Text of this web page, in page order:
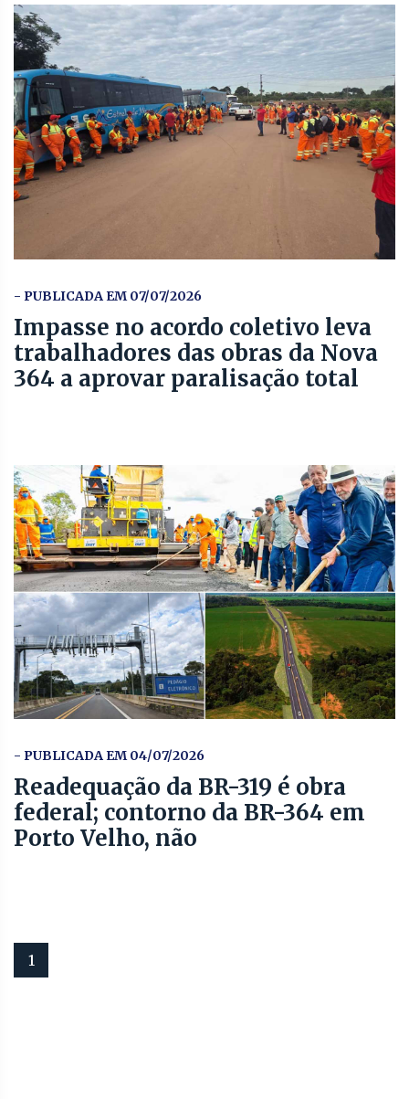
- PUBLICADA EM 07/07/2026
Impasse no acordo coletivo leva
trabalhadores das obras da Nova
364 a aprovar paralisação total
- PUBLICADA EM 04/07/2026
Readequação da BR-319 é obra
federal; contorno da BR-364 em
Porto Velho, não
1